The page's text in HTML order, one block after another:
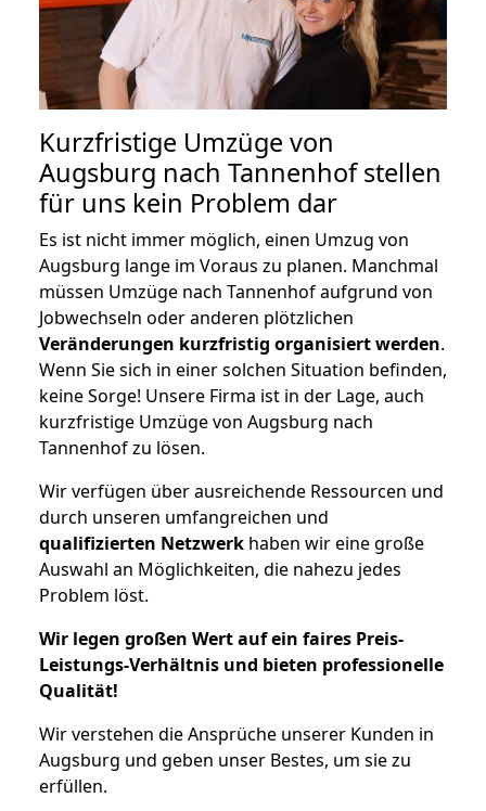
Kurzfristige Umzüge von
Augsburg nach Tannenhof stellen
für uns kein Problem dar
Es ist nicht immer möglich, einen Umzug von
Augsburg lange im Voraus zu planen. Manchmal
müssen Umzüge nach Tannenhof aufgrund von
Jobwechseln oder anderen plötzlichen
Veränderungen kurzfristig organisiert werden.
Wenn Sie sich in einer solchen Situation befinden,
keine Sorge! Unsere Firma ist in der Lage, auch
kurzfristige Umzüge von Augsburg nach
Tannenhof zu lösen.
Wir verfügen über ausreichende Ressourcen und
durch unseren umfangreichen und
qualifizierten Netzwerk haben wir eine große
Auswahl an Möglichkeiten, die nahezu jedes
Problem löst.
Wir legen großen Wert auf ein faires Preis-
Leistungs-Verhältnis und bieten professionelle
Qualität!
Wir verstehen die Ansprüche unserer Kunden in
Augsburg und geben unser Bestes, um sie zu
erfüllen.